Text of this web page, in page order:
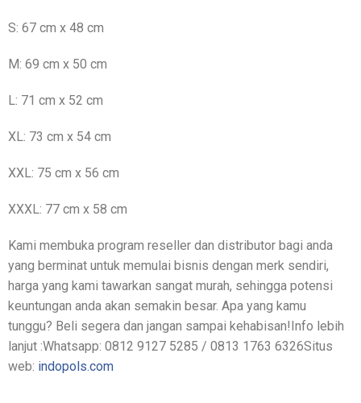
S: 67 cm x 48 cm
M: 69 cm x 50 cm
L: 71 cm x 52 cm
XL: 73 cm x 54 cm
XXL: 75 cm x 56 cm
XXXL: 77 cm x 58 cm
Kami membuka program reseller dan distributor bagi anda
yang berminat untuk memulai bisnis dengan merk sendiri,
harga yang kami tawarkan sangat murah, sehingga potensi
keuntungan anda akan semakin besar. Apa yang kamu
tunggu? Beli segera dan jangan sampai kehabisan!Info lebih
lanjut :Whatsapp: 0812 9127 5285 / 0813 1763 6326Situs
web: indopols.com